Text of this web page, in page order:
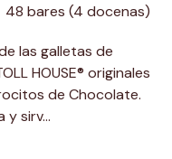
48 bares (4 docenas)
las galletas de
HOUSE® originales
de Chocolate.
y sirv…